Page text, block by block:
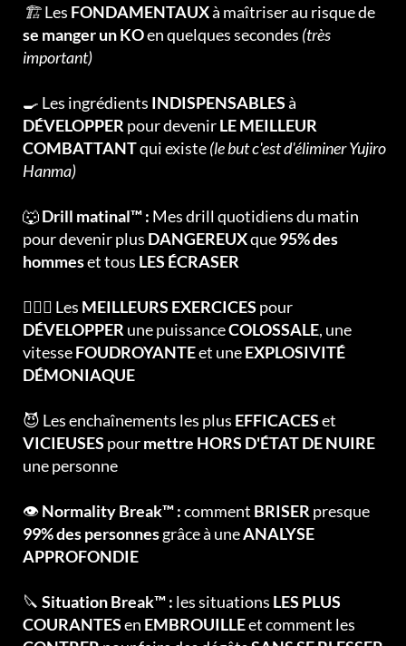
🏗Les FONDAMENTAUXà maîtriser au risque de
se manger un KOen quelques secondes (très
important)
🍳 Les ingrédients INDISPENSABLESà
DÉVELOPPER pour devenirLE MEILLEUR
COMBATTANTqui existe(le but c'est d'éliminer Yujiro
Hanma)
🐺Drill matinal™ : Mes drill quotidiens du matin
pour devenir plus DANGEREUXque95% des
hommeset tous LES ÉCRASER
🏋🏻‍♂️ Les MEILLEURS EXERCICES pour
DÉVELOPPER une puissanceCOLOSSALE, une
vitesseFOUDROYANTEet uneEXPLOSIVITÉ
DÉMONIAQUE
😈 Les enchaînements les plus EFFICACESet
VICIEUSES pourmettre HORS D'ÉTAT DE NUIRE
une personne
👁Normality Break™ :comment BRISER presque
99% des personnesgrâce à uneANALYSE
APPROFONDIE
🔪 Situation Break™ : les situations LES PLUS
COURANTESen EMBROUILLEet comment les